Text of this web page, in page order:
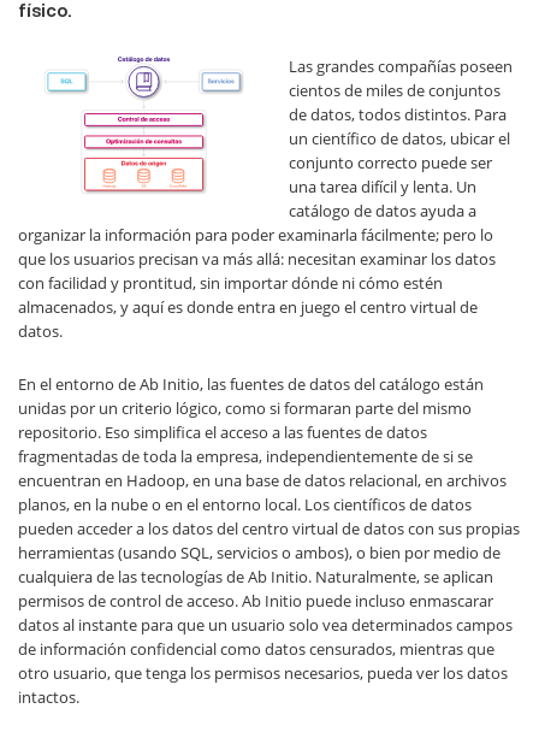
físico.
Las grandes compañías poseen
cientos de miles de conjuntos
de datos, todos distintos. Para
un científico de datos, ubicar el
conjunto correcto puede ser
una tarea difícil y lenta. Un
catálogo de datos ayuda a
organizar la información para poder examinarla fácilmente; pero lo
que los usuarios precisan va más allá: necesitan examinar los datos
con facilidad y prontitud, sin importar dónde ni cómo estén
almacenados, y aquí es donde entra en juego el centro virtual de
datos.
En el entorno de Ab Initio, las fuentes de datos del catálogo están
unidas por un criterio lógico, como si formaran parte del mismo
repositorio. Eso simplifica el acceso a las fuentes de datos
fragmentadas de toda la empresa, independientemente de si se
encuentran en Hadoop, en una base de datos relacional, en archivos
planos, en la nube o en el entorno local. Los científicos de datos
pueden acceder a los datos del centro virtual de datos con sus propias
herramientas (usando SQL, servicios o ambos), o bien por medio de
cualquiera de las tecnologías de Ab Initio. Naturalmente, se aplican
permisos de control de acceso. Ab Initio puede incluso enmascarar
datos al instante para que un usuario solo vea determinados campos
de información confidencial como datos censurados, mientras que
otro usuario, que tenga los permisos necesarios, pueda ver los datos
intactos.